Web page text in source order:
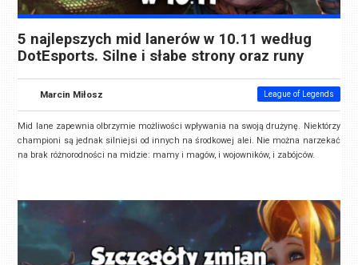
5 najlepszych mid lanerów w 10.11 według
DotEsports. Silne i słabe strony oraz runy
Marcin Miłosz League of Legends
Mid lane zapewnia olbrzymie możliwości wpływania na swoją drużynę. Niektórzy
championi są jednak silniejsi od innych na środkowej alei. Nie można narzekać
na brak różnorodności na midzie: mamy i magów, i wojowników, i zabójców.